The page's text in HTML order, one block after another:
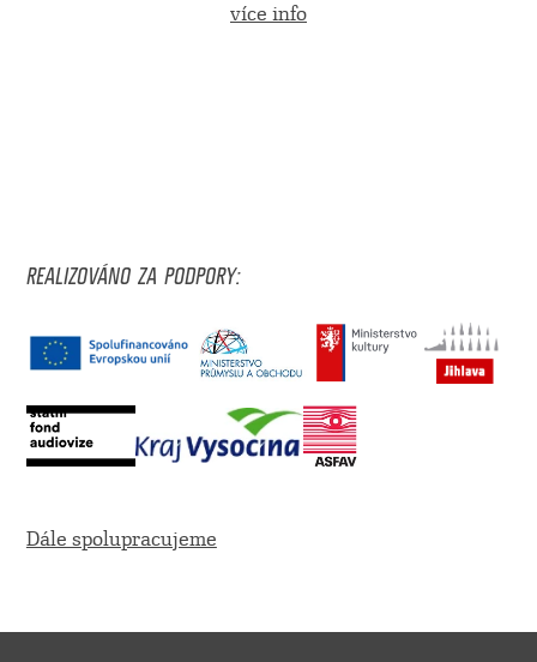
více info
REALIZOVÁNO ZA PODPORY:
Dále spolupracujeme